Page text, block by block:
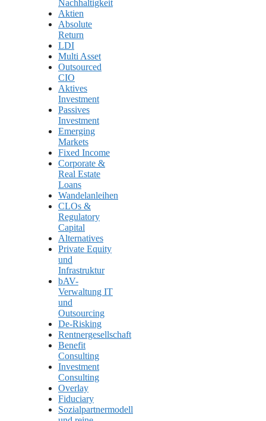
Nachhaltigkeit
Aktien
Absolute
Return
LDI
Multi Asset
Outsourced
CIO
Aktives
Investment
Passives
Investment
Emerging
Markets
Fixed Income
Corporate &
Real Estate
Loans
Wandelanleihen
CLOs &
Regulatory
Capital
Alternatives
Private Equity
und
Infrastruktur
bAV-
Verwaltung IT
und
Outsourcing
De-Risking
Rentnergesellschaft
Benefit
Consulting
Investment
Consulting
Overlay
Fiduciary
Sozialpartnermodell